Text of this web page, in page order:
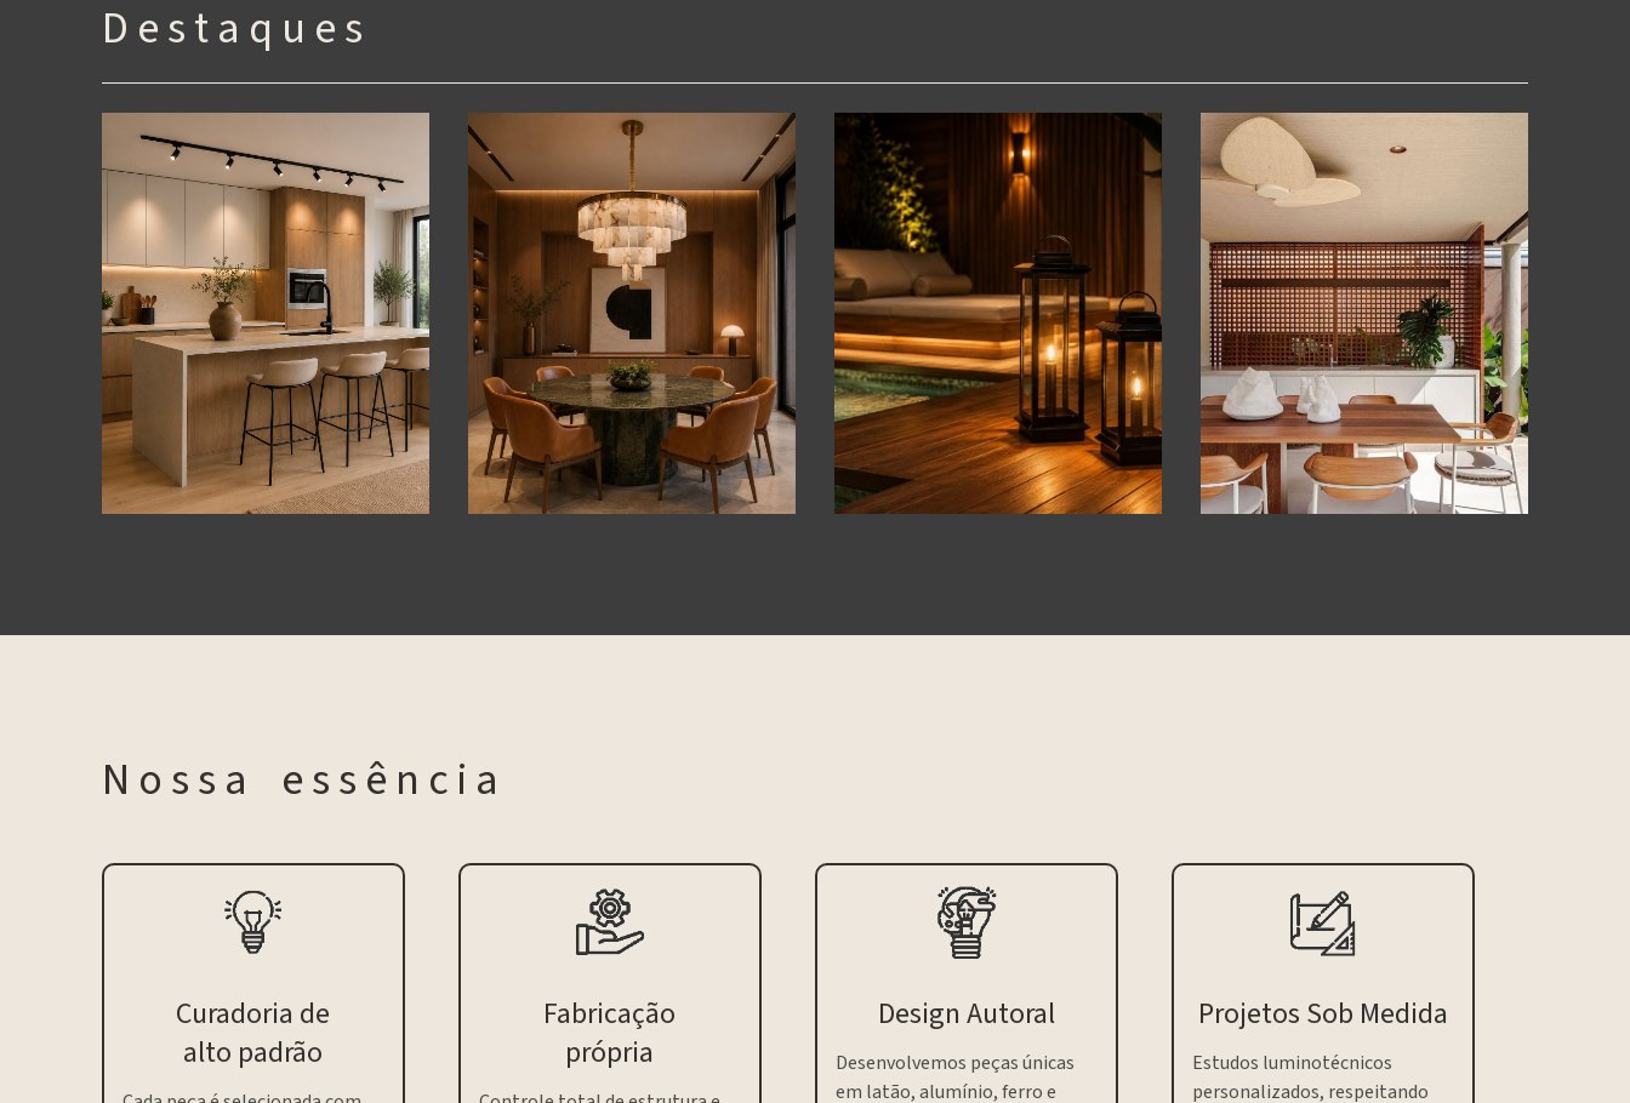
D e s t a q u e s
N o s s a e s s ê n c i a
Curadoria de
alto padrão
Fabricação
própria
Design Autoral
Desenvolvemos peças únicas
em latão, alumínio, ferro e
Projetos Sob Medida
Estudos luminotécnicos
personalizados, respeitando